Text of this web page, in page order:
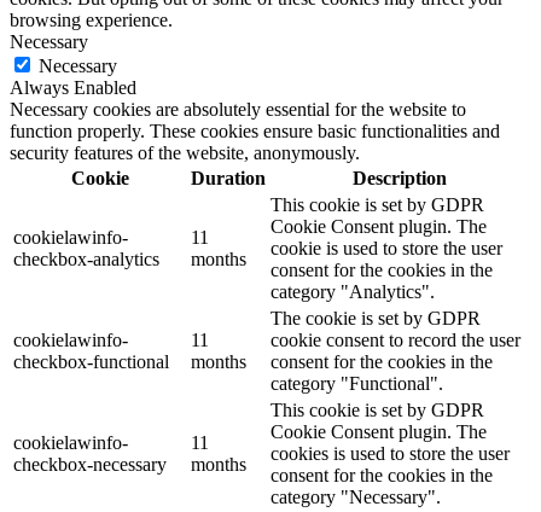
browsing experience.
Necessary
Necessary
Always Enabled
Necessary cookies are absolutely essential for the website to
function properly. These cookies ensure basic functionalities and
security features of the website, anonymously.
Cookie
Duration Description
cookielawinfo-
checkbox-analytics
11
months
This cookie is set by GDPR
Cookie Consent plugin. The
cookie is used to store the user
consent for the cookies in the
category "Analytics".
cookielawinfo-
checkbox-functional
11
months
The cookie is set by GDPR
cookie consent to record the user
consent for the cookies in the
category "Functional".
cookielawinfo-
checkbox-necessary
11
months
This cookie is set by GDPR
Cookie Consent plugin. The
cookies is used to store the user
consent for the cookies in the
category "Necessary".